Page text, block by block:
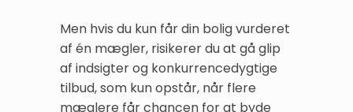
Men hvis du kun får din bolig vurderet
af én mægler, risikerer du at gå glip
af indsigter og konkurrencedygtige
tilbud, som kun opstår, når flere
mæglere får chancen for at byde